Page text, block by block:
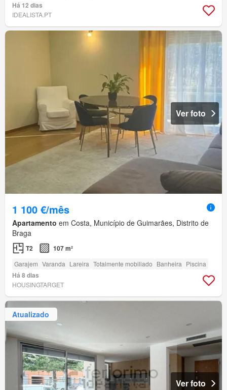
Há 12 dias
IDEALISTA.PT
Ver foto
1 100 €/mês
Apartamento em Costa, Município de Guimarães, Distrito de
Braga
T2 107 m²
Garajem Varanda Lareira Totalmente mobiliado Banheira Piscina
Há 8 dias
HOUSINGTARGET
Atualizado
Ver foto